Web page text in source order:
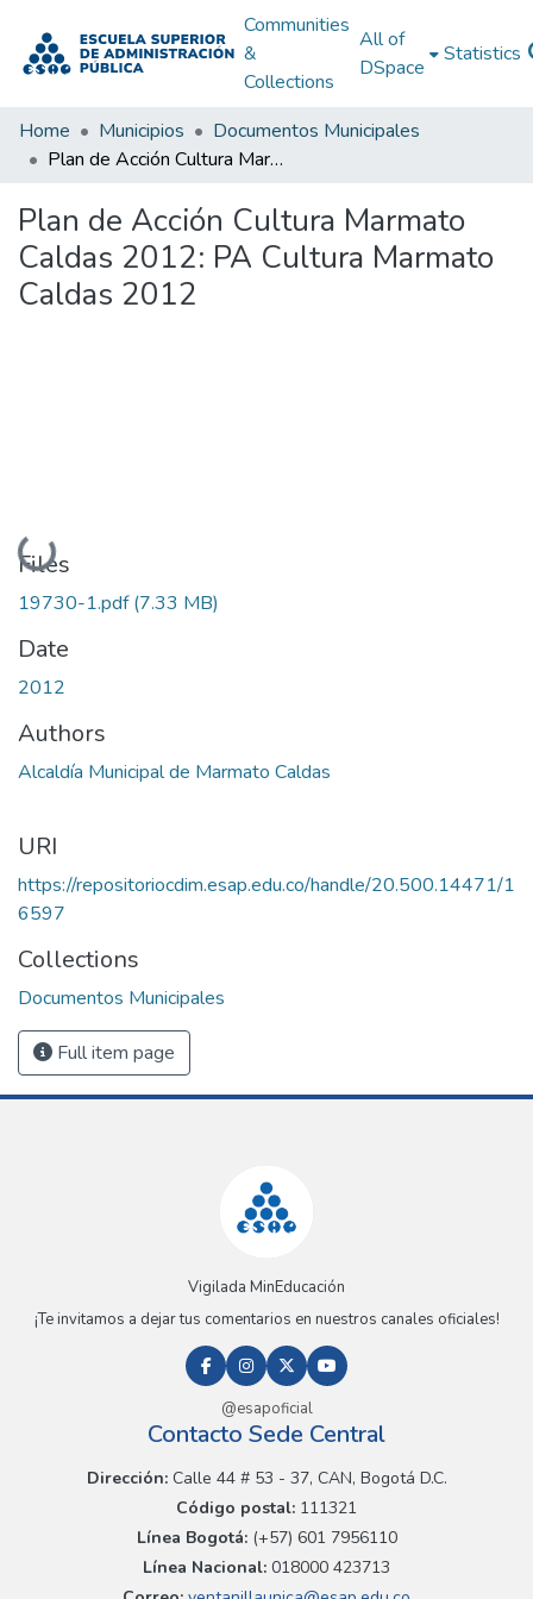
Communities
&
Collections
All of
DSpace
Statistics
Home Municipios
Documentos Municipales
Plan de Acción Cultura Marmato Caldas 2012: PA Cultura Marmato Caldas 2012
Plan de Acción Cultura Marmato
Caldas 2012: PA Cultura Marmato
Caldas 2012
Loading...
Files
19730-1.pdf(7.33 MB)
Date
2012
Authors
Alcaldía Municipal de Marmato Caldas
URI
https://repositoriocdim.esap.edu.co/handle/20.500.14471/1
6597
Collections
Documentos Municipales
Full item page
Vigilada MinEducación
¡Te invitamos a dejar tus comentarios en nuestros canales oficiales!
@esapoficial
Contacto Sede Central
Dirección:Calle 44 # 53 - 37, CAN, Bogotá D.C.
Código postal: 111321
Línea Bogotá:(+57) 601 7956110
Línea Nacional: 018000 423713